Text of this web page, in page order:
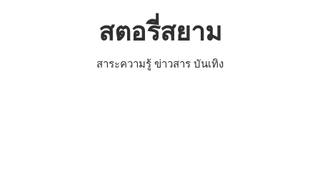
สตอรี่สยาม
สาระความรู้ ข่าวสาร บันเทิง